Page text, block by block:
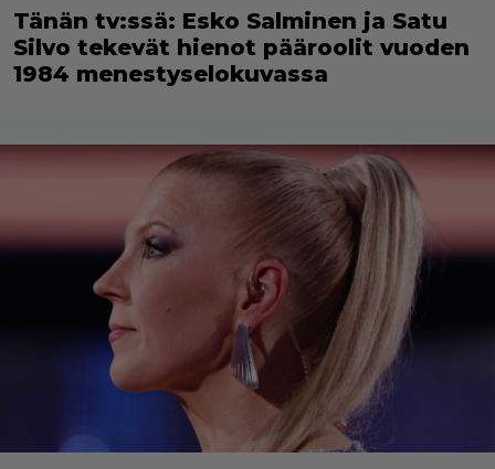
Tänän tv:ssä: Esko Salminen ja Satu
Silvo tekevät hienot pääroolit vuoden
1984 menestyselokuvassa